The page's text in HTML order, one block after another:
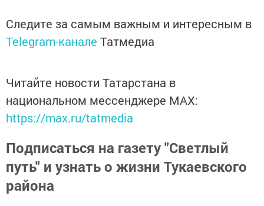
Следите за самым важным и интересным в
Telegram-канале Татмедиа
Читайте новости Татарстана в
национальном мессенджере MАХ:
https://max.ru/tatmedia
Подписаться на газету "Светлый
путь" и узнать о жизни Тукаевского
района